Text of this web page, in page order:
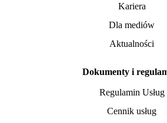
Kariera
Dla mediów
Aktualności
Dokumenty i
Regulamin Usług
Cennik usług